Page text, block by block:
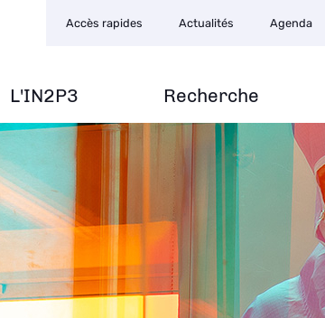
Navigation
principale
L'IN2P3 Recherche
secondaire
Accès rapides Actualités Agenda